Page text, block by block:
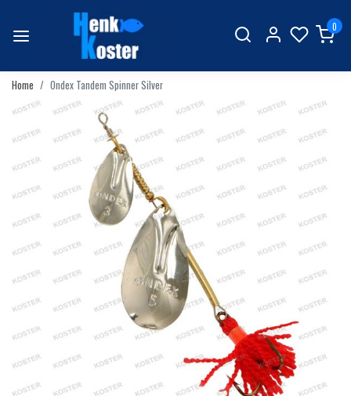
0
Home Ondex Tandem Spinner Silver